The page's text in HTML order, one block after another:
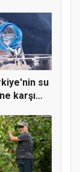
su
karşı